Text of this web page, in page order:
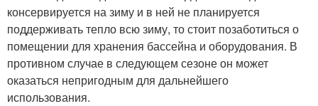
консервируется на зиму и в ней не планируется
поддерживать тепло всю зиму, то стоит позаботиться о
помещении для хранения бассейна и оборудования. В
противном случае в следующем сезоне он может
оказаться непригодным для дальнейшего
использования.